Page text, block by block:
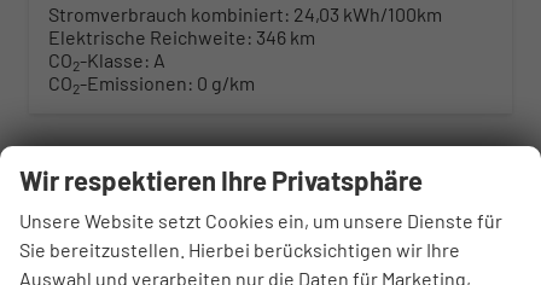
Stromverbrauch kombiniert: 24,03 kWh/100km
Elektrische Reichweite: 346 km
CO2-Klasse: A
CO2-Emissionen: 0 g/km
29,9%
Wir respektieren Ihre Privatsphäre
Unsere Website setzt Cookies ein, um unsere Dienste für
Sie bereitzustellen. Hierbei berücksichtigen wir Ihre
Auswahl und verarbeiten nur die Daten für Marketing,